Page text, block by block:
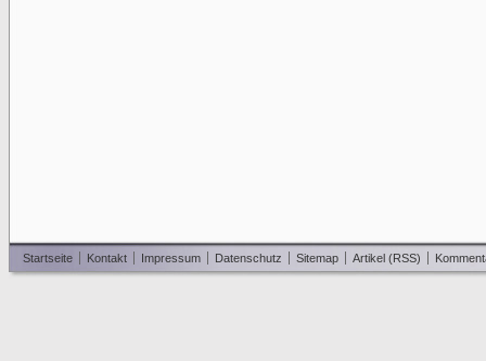
Startseite Kontakt Impressum Datenschutz Sitemap Artikel (RSS)